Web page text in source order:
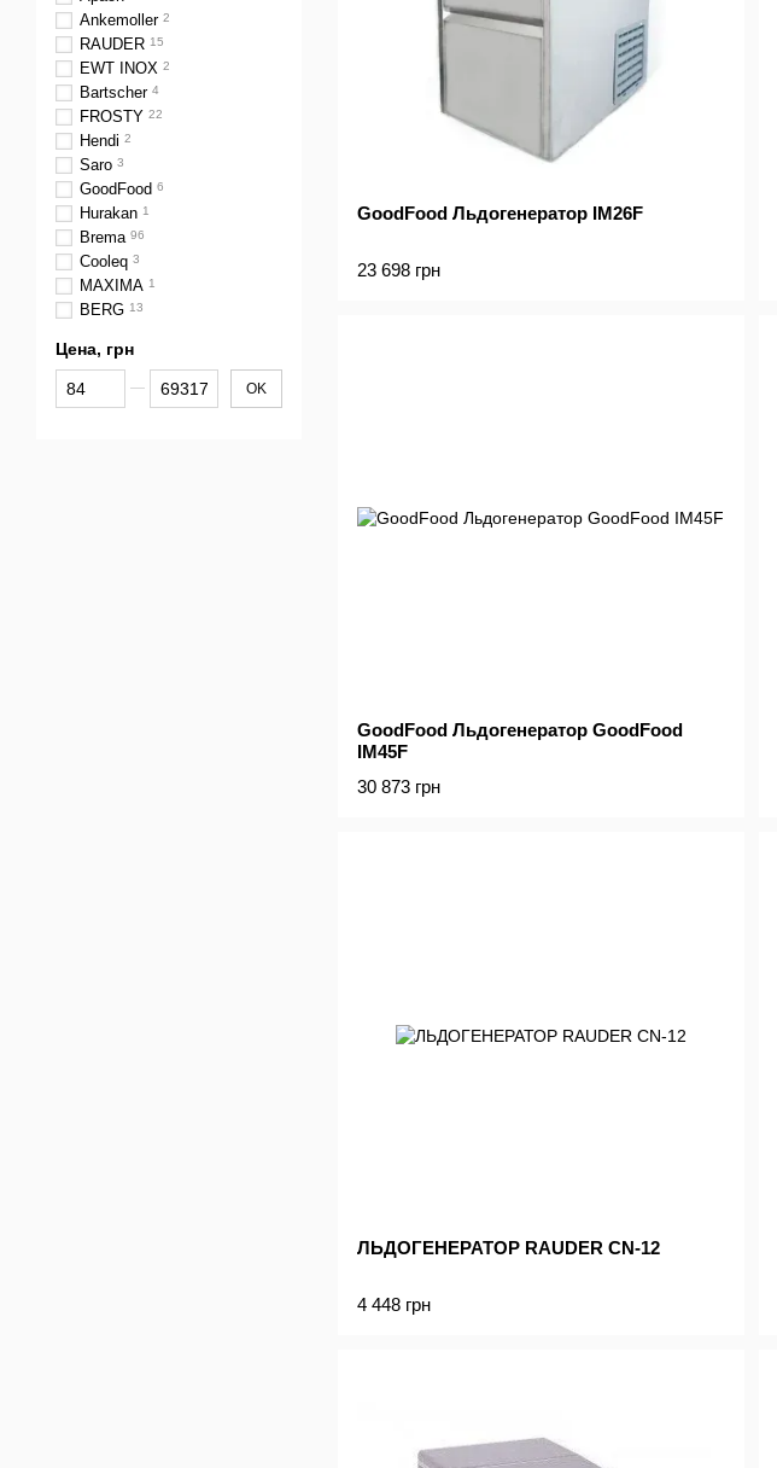
GoodFood Льдогенератор IM26F
23 698 грн
GoodFood Льдогенератор GoodFood
IM45F
30 873 грн
ЛЬДОГЕНЕРАТОР RAUDER CN-12
4 448 грн
Ankemoller 2
RAUDER 15
EWT INOX 2
Bartscher 4
FROSTY 22
Hendi 2
Saro 3
GoodFood 6
Hurakan 1
Brema 96
Cooleq 3
MAXIMA 1
BERG 13
Цена, грн
От Цена, грн
До Цена, грн OK